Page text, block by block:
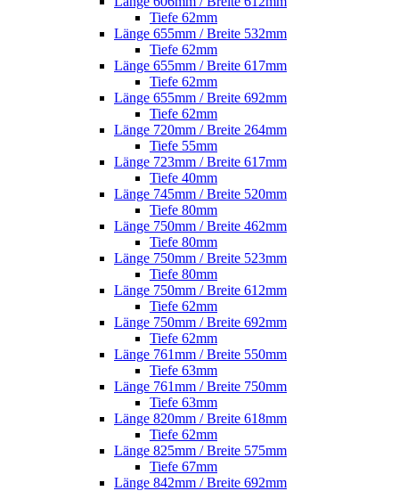
Tiefe 62mm
Länge 655mm / Breite 532mm
Tiefe 62mm
Länge 655mm / Breite 617mm
Tiefe 62mm
Länge 655mm / Breite 692mm
Tiefe 62mm
Länge 720mm / Breite 264mm
Tiefe 55mm
Länge 723mm / Breite 617mm
Tiefe 40mm
Länge 745mm / Breite 520mm
Tiefe 80mm
Länge 750mm / Breite 462mm
Tiefe 80mm
Länge 750mm / Breite 523mm
Tiefe 80mm
Länge 750mm / Breite 612mm
Tiefe 62mm
Länge 750mm / Breite 692mm
Tiefe 62mm
Länge 761mm / Breite 550mm
Tiefe 63mm
Länge 761mm / Breite 750mm
Tiefe 63mm
Länge 820mm / Breite 618mm
Tiefe 62mm
Länge 825mm / Breite 575mm
Tiefe 67mm
Länge 842mm / Breite 692mm